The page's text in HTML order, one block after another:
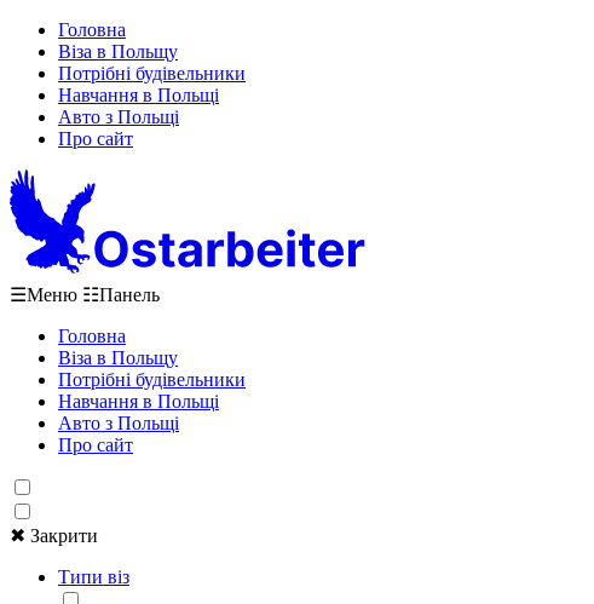
Головна
Віза в Польщу
Потрібні будівельники
Навчання в Польщі
Авто з Польщі
Про сайт
☰Меню ☷Панель
Головна
Віза в Польщу
Потрібні будівельники
Навчання в Польщі
Авто з Польщі
Про сайт
✖ Закрити
Типи віз